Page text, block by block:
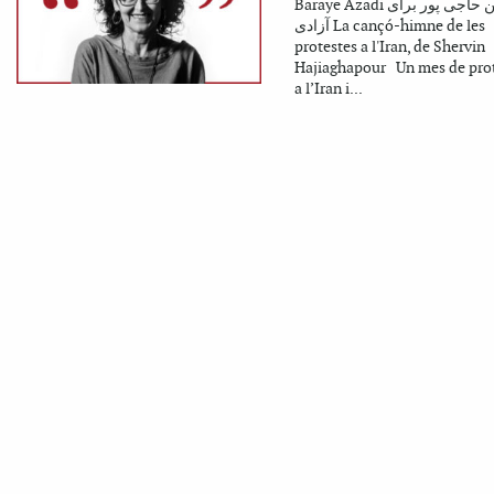
Baraye Azadi شروین حاجی پور برای
آزادی La cançó-himne de les
protestes a l'Iran, de Shervin
Hajiaghapour Un mes de
a l’Iran i...